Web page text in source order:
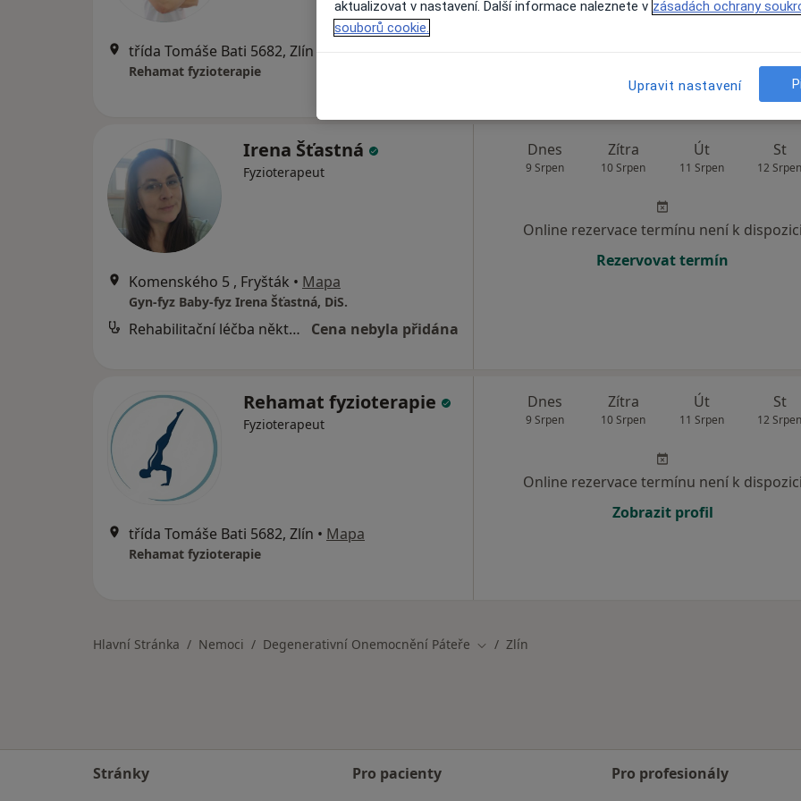
třída Tomáše Bati 5682, Zlín
Rehamat fyzioterapie
Irena Šťastná
Fyzioterapeut
Komenského 5 , Fryšták • Mapa
Gyn-fyz Baby-fyz Irena Šťastná, DiS.
Rehabilitační léčba některých druhů funkční sterility metodou L. Mojžíšové Cena nebyla přidána
Dnes
9 Srpen
Zítra
10 Srpen
Út
11 Srpen
St
12 Srpen
Online rezervace termínu není k dispozici
Rezervovat termín
Rehamat fyzioterapie
Fyzioterapeut
třída Tomáše Bati 5682, Zlín • Mapa
Rehamat fyzioterapie
Dnes
9 Srpen
Zítra
10 Srpen
Út
11 Srpen
St
12 Srpen
Online rezervace termínu není k dispozici
Zobrazit profil
Hlavní Stránka Nemoci Degenerativní Onemocnění Páteře Změna města
Zlín
Stránky
Pro pacienty
Pro profesionály
aktualizovat v nastavení. Další informace naleznete v zásadách ochrany
souborů cookie.
Upravit nastavení